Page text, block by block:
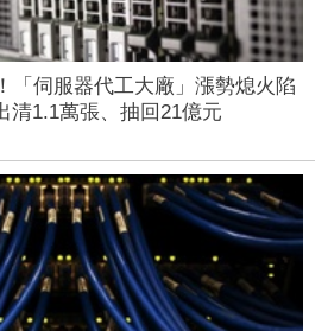
「伺服器代工大廠」漲勢熄火陷
1.1萬張、抽回21億元